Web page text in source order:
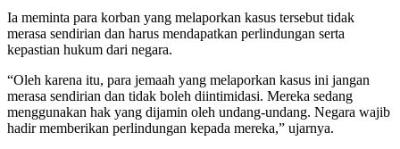
Ia meminta para korban yang melaporkan kasus tersebut tidak
merasa sendirian dan harus mendapatkan perlindungan serta
kepastian hukum dari negara.
“Oleh karena itu, para jemaah yang melaporkan kasus ini jangan
merasa sendirian dan tidak boleh diintimidasi. Mereka sedang
menggunakan hak yang dijamin oleh undang-undang. Negara wajib
hadir memberikan perlindungan kepada mereka,” ujarnya.